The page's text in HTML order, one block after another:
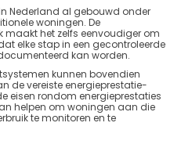
Nederland al gebouwd onder
woningen. De
maakt het zelfs eenvoudiger om
elke stap in een gecontroleerde
kan worden.
kunnen bovendien
de vereiste energieprestatie-
eisen rondom energieprestaties
helpen om woningen aan die
te monitoren en te